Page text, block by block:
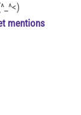
mentions